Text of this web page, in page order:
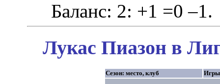
Баланс: 2: +1 =0 –1.
Лукас Пиазон в
Сезон: место, клуб Игры